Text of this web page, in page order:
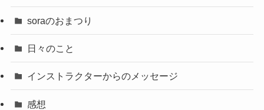
soraのおまつり
日々のこと
インストラクターからのメッセージ
感想